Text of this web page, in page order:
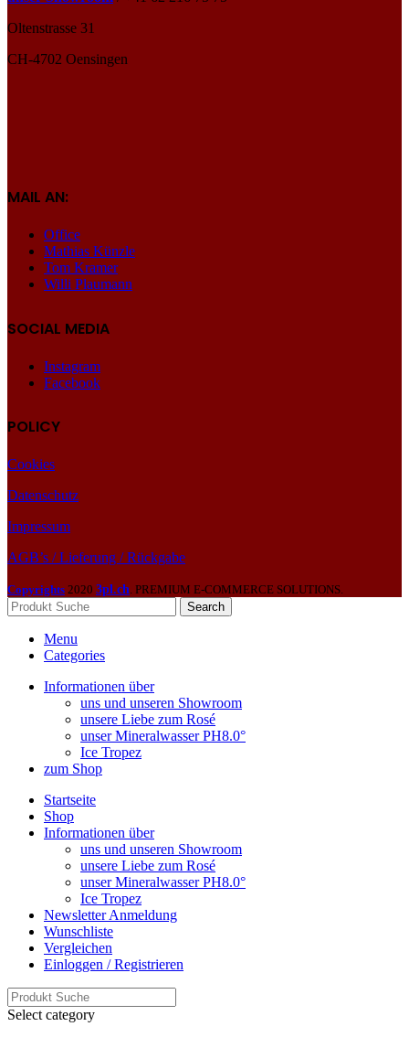
Oltenstrasse 31
CH-4702 Oensingen
MAIL AN:
Office
Mathias Künzle
Tom Kramer
Willi Plaumann
SOCIAL MEDIA
Instagram
Facebook
POLICY
Cookies
Datenschutz
Impressum
AGB’s / Lieferung / Rückgabe
Copyrights 2020 3pl.ch. PREMIUM E-COMMERCE SOLUTIONS.
Search
Menu
Categories
Informationen über
uns und unseren Showroom
unsere Liebe zum Rosé
unser Mineralwasser PH8.0°
Ice Tropez
zum Shop
Startseite
Shop
Informationen über
uns und unseren Showroom
unsere Liebe zum Rosé
unser Mineralwasser PH8.0°
Ice Tropez
Newsletter Anmeldung
Wunschliste
Vergleichen
Einloggen / Registrieren
Select category